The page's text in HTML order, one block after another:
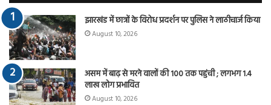
झारखंड में छात्रों के विरोध प्रदर्शन पर पुलिस ने लाठीचार्ज किया
August 10, 2026
असम में बाढ़ से मरने वालों की 100 तक पहुंची ; लगभग 1.4
लाख लोग प्रभावित
August 10, 2026